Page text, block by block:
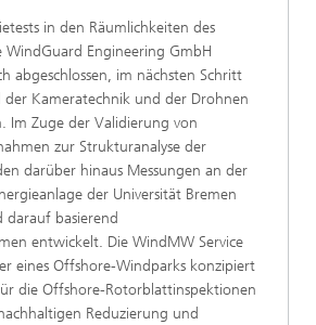
in den Räumlichkeiten des
WindGuard Engineering GmbH
abgeschlossen, im nächsten Schritt
der Kameratechnik und der Drohnen
Im Zuge der Validierung von
zur Strukturanalyse der
darüber hinaus Messungen an der
der Universität Bremen
basierend
entwickelt. Die WindMW Service
eines Offshore-Windparks konzipiert
die Offshore-Rotorblattinspektionen
Reduzierung und